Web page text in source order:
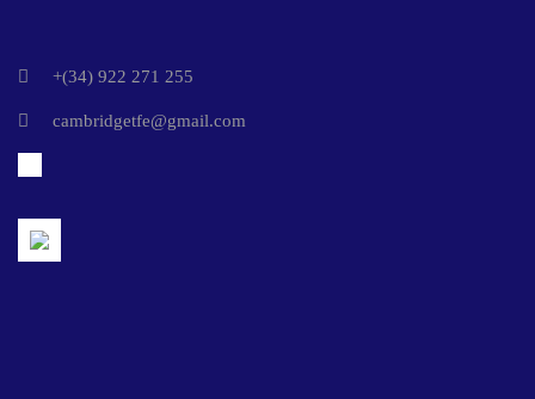
+(34) 922 271 255
cambridgetfe@gmail.com